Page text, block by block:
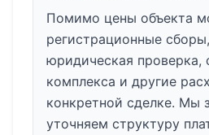
Помимо цены объекта
регистрационные
юридическая проверка,
комплекса и другие
конкретной сделке. Мы
уточняем структуру